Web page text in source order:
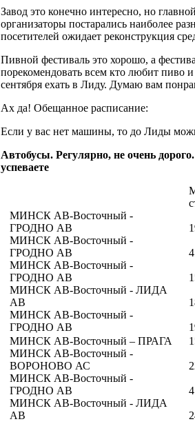
Завод это конечно интересно, но
организаторы постарались наиболее
посетителей ожидает реконструкция
Пивной фестиваль это хорошо, а
порекомендовать всем кто любит пиво
сентября ехать в Лиду. Думаю вам
Ах да! Обещанное расписание:
Если у вас нет машины, то до Лиды
Автобусы. Регулярно, не очень
успеваете
МИНСК АВ-Восточный -
ГРОДНО АВ
МИНСК АВ-Восточный -
ГРОДНО АВ
МИНСК АВ-Восточный -
ГРОДНО АВ
МИНСК АВ-Восточный - ЛИДА
АВ
МИНСК АВ-Восточный -
ГРОДНО АВ
МИНСК АВ-Восточный – ПРАГА
МИНСК АВ-Восточный -
ВОРОНОВО АС
МИНСК АВ-Восточный -
ГРОДНО АВ
МИНСК АВ-Восточный - ЛИДА
АВ